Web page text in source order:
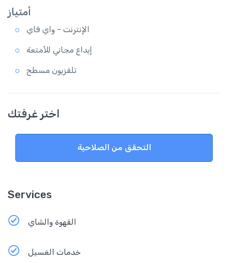
أمتياز
الإنترنت - واي فاي
إيداع مجاني للأمتعة
تلفزيون مسطح
اختر غرفتك
التحقق من الصلاحية
Services
القهوة والشاي
خدمات الغسيل